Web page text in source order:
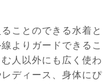
ことのできる水着と
よりガードできるこ
人以外にも広く使わ
ディース、身体にぴ